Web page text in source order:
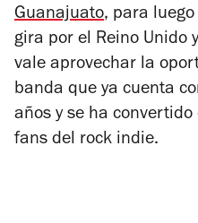
Guanajuato, para
gira por el Reino Unido
vale aprovechar la
banda que ya cuenta
años y se ha
fans del rock indie.